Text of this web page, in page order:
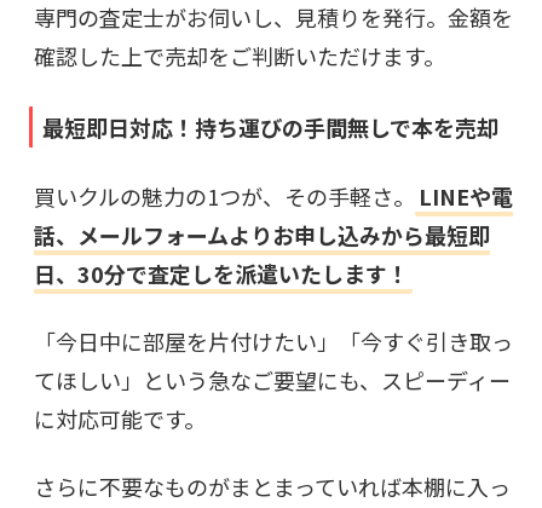
専門の査定士がお伺いし、見積りを発行。金額を
確認した上で売却をご判断いただけます。
最短即日対応！持ち運びの手間無しで本を売却
買いクルの魅力の1つが、その手軽さ。
LINEや電
話、メールフォームよりお申し込みから最短即
日、30分で査定しを派遣いたします！
「今日中に部屋を片付けたい」「今すぐ引き取っ
てほしい」という急なご要望にも、スピーディー
に対応可能です。
さらに不要なものがまとまっていれば本棚に入っ